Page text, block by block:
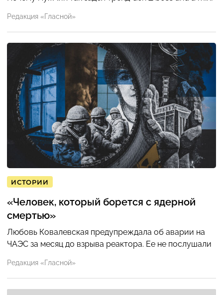
Редакция «Гласной»
ИСТОРИИ
«Человек, который борется с ядерной
смертью»
Любовь Ковалевская предупреждала об аварии на
ЧАЭС за месяц до взрыва реактора. Ее не послушали
Редакция «Гласной»